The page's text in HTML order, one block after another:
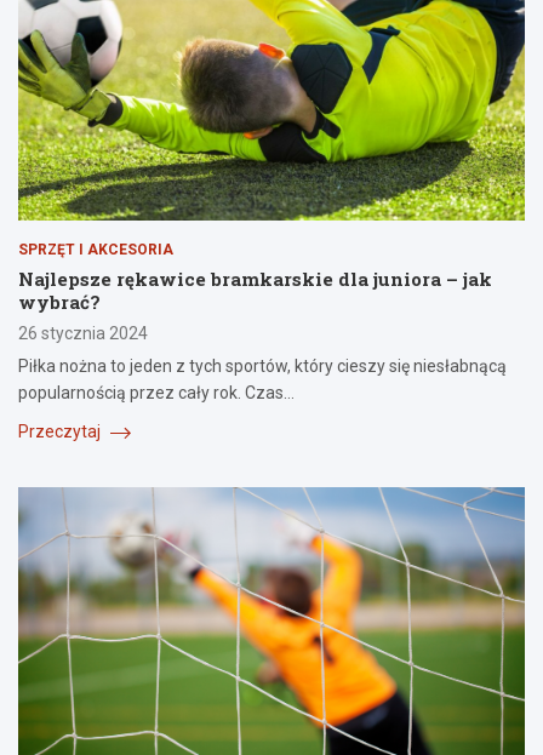
SPRZĘT I AKCESORIA
Najlepsze rękawice bramkarskie dla juniora – jak
wybrać?
26 stycznia 2024
Piłka nożna to jeden z tych sportów, który cieszy się niesłabnącą
popularnością przez cały rok. Czas…
Przeczytaj